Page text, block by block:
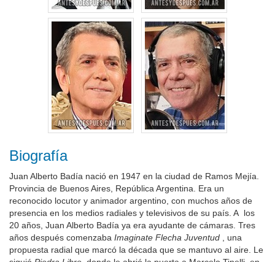
Biografía
Juan Alberto Badía nació en 1947 en la ciudad de Ramos Mejía.
Provincia de Buenos Aires, República Argentina. Era un
reconocido locutor y animador argentino, con muchos años de
presencia en los medios radiales y televisivos de su país. A los
20 años, Juan Alberto Badía ya era ayudante de cámaras. Tres
años después comenzaba Imaginate Flecha Juventud
, una
propuesta radial que marcó la década que se mantuvo al aire. Le